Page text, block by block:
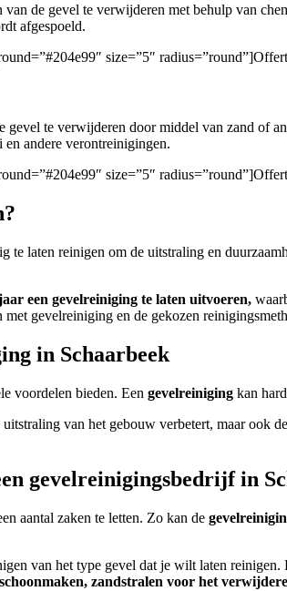
de gevel te verwijderen met behulp van
afgespoeld.
size=”5″
te verwijderen door middel van zand of
andere verontreinigingen.
size=”5″
laten reinigen om de uitstraling en
een gevelreiniging te laten uitvoeren,
gevelreiniging en de gekozen
in Schaarbeek
voordelen bieden. Een gevelreiniging kan
van het gebouw verbetert, maar
gevelreinigingsbedrijf in
aantal zaken te letten. Zo kan de
van het type gevel dat je wilt laten reinigen.
zandstralen voor het